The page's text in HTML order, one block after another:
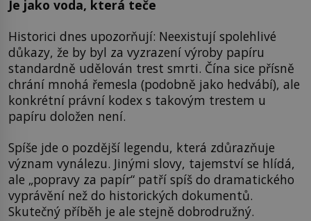
Je jako voda, která teče
Historici dnes upozorňují: Neexistují spolehlivé
důkazy, že by byl za vyzrazení výroby papíru
standardně udělován trest smrti. Čína sice přísně
chrání mnohá řemesla (podobně jako hedvábí), ale
konkrétní právní kodex s takovým trestem u
papíru doložen není.
Spíše jde o pozdější legendu, která zdůrazňuje
význam vynálezu. Jinými slovy, tajemství se hlídá,
ale „popravy za papír“ patří spíš do dramatického
vyprávění než do historických dokumentů.
Skutečný příběh je ale stejně dobrodružný.